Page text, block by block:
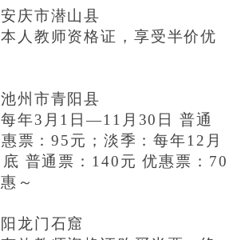
庆市潜山县
人教师资格证，享受半价优
州市青阳县
年3月1日—11月30日 普通
票：95元；淡季：每年12月
普通票：140元 优惠票：70
～
龙门石窟